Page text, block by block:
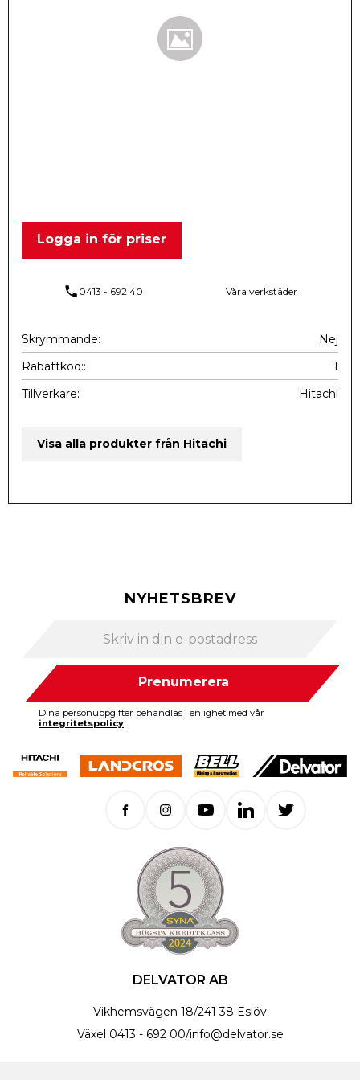
Logga in för priser
phone 0413 - 692 40 Våra verkstäder
Skrymmande
Nej
Rabattkod:
1
Tillverkare
Hitachi
Visa alla produkter från Hitachi
NYHETSBREV
Prenumerera
Dina personuppgifter behandlas i enlighet med vår
integritetspolicy.
DELVATOR AB
Vikhemsvägen 18/241 38 Eslöv
Växel 0413 - 692 00/info@delvator.se